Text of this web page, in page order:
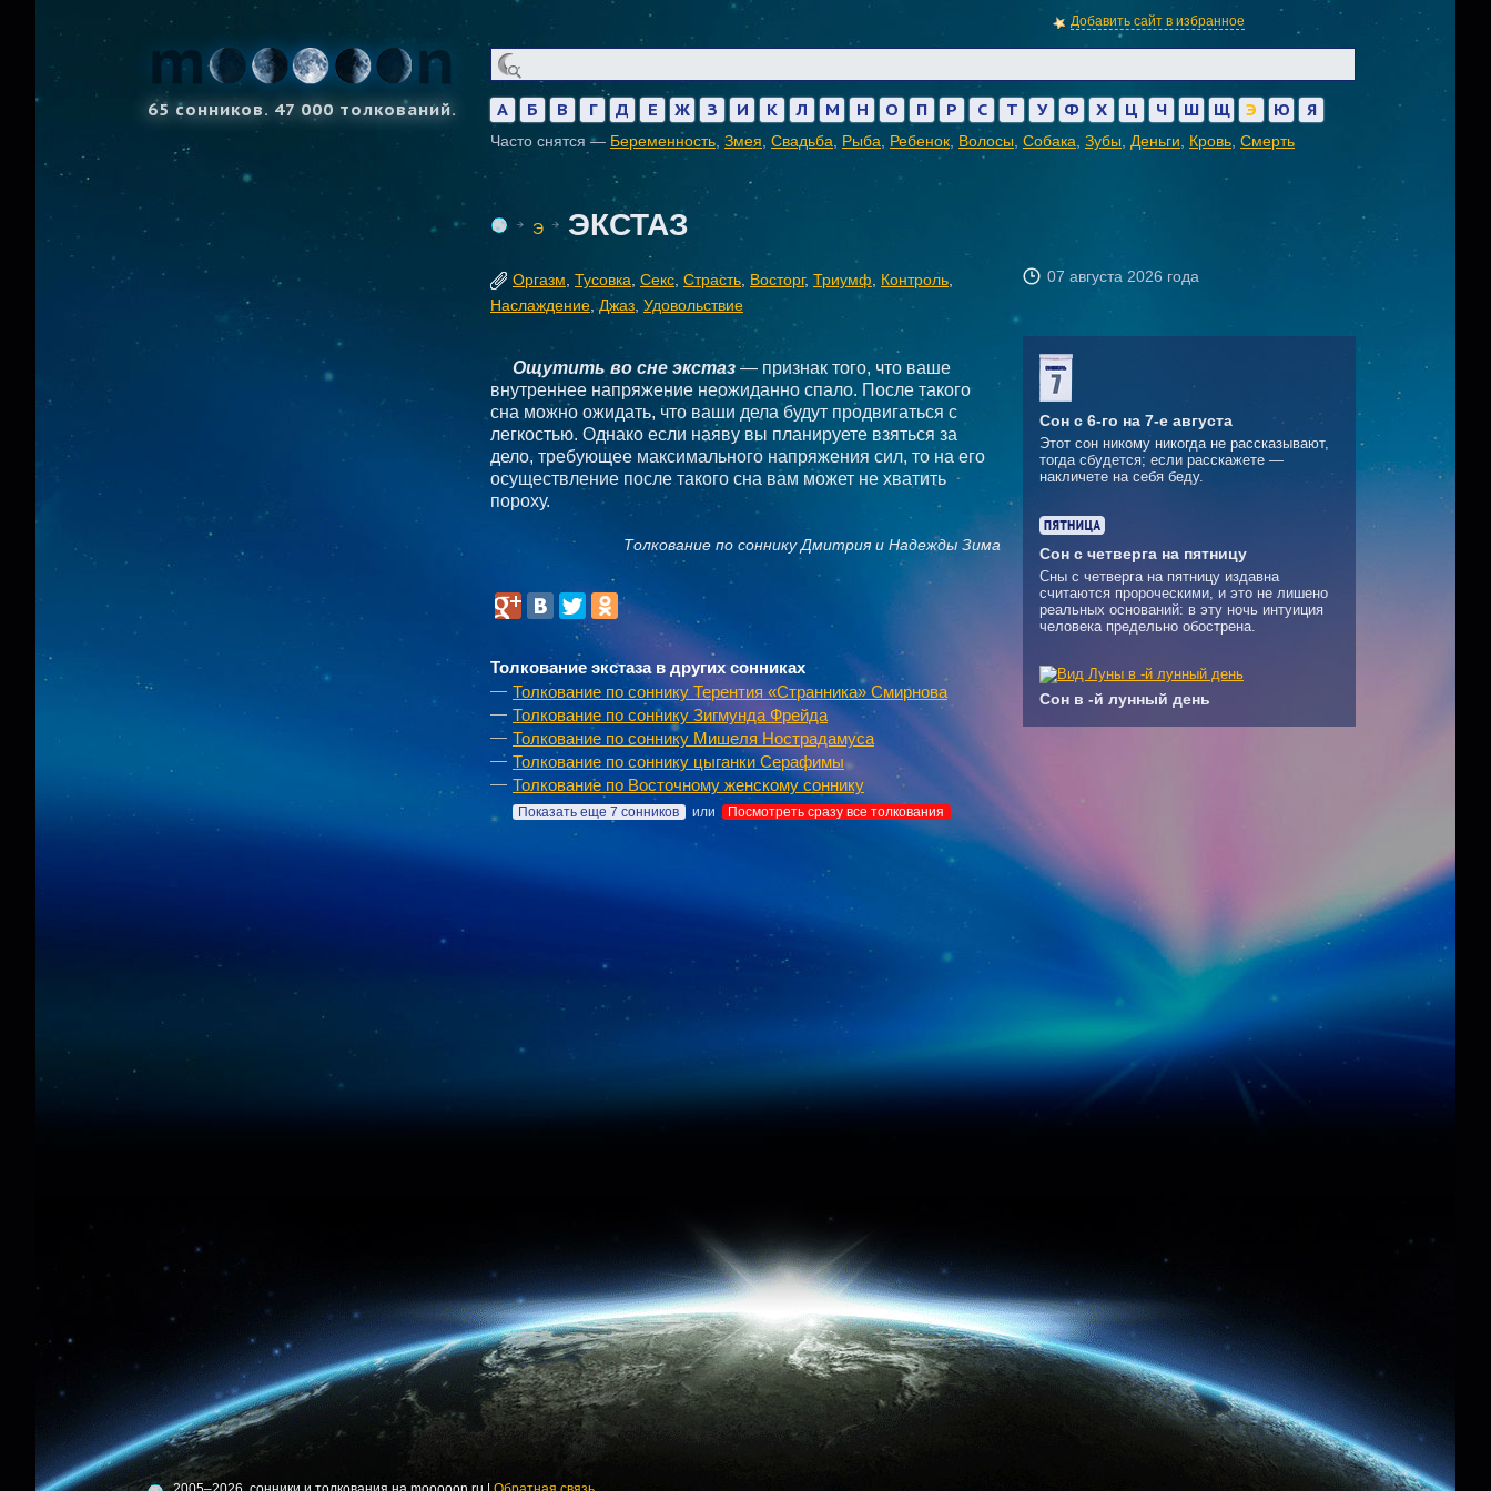
Добавить сайт в избранное
65 сонников. 47 000 толкований. А Б В Г Д Е Ж З И К Л М Н О П Р С Т У Ф Х Ц Ч Ш Щ Э Ю Я
Часто снятся — Беременность Змея Свадьба Рыба Ребенок Волосы Собака Зубы Деньги Кровь Смерть
Э ЭКСТАЗ
Оргазм Тусовка Секс Страсть Восторг, Триумф Контроль
Наслаждение ,Джаз Удовольствие
07 августа 2026 года
Ощутить во сне экстаз — признак того, что ваше
внутреннее напряжение неожиданно спало. После такого
сна можно ожидать, что ваши дела будут продвигаться с
легкостью. Однако если наяву вы планируете взяться за
дело, требующее максимального напряжения сил, то на его
осуществление после такого сна вам может не хватить
пороху.
Толкование по соннику Дмитрия и Надежды Зима
Толкование экстаза в других сонниках
Толкование по соннику Терентия «Странника» Смирнова
Толкование по соннику Зигмунда Фрейда
Толкование по соннику Мишеля Нострадамуса
Толкование по соннику цыганки Серафимы
Толкование по Восточному женскому соннику
Показать еще 7 сонников или Посмотреть сразу все толкования
Сон с 6-го на 7-е августа
Этот сон никому никогда не рассказывают,
тогда сбудется; если расскажете —
накличете на себя беду.
Сон с четверга на пятницу
Сны с четверга на пятницу издавна
считаются пророческими, и это не лишено
реальных оснований: в эту ночь интуиция
человека предельно обострена.
Сон в -й лунный день